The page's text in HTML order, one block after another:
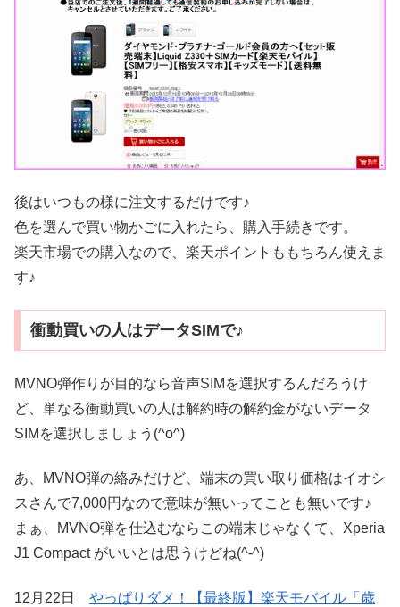
後はいつもの様に注文するだけです♪
色を選んで買い物かごに入れたら、購入手続きです。
楽天市場での購入なので、楽天ポイントももちろん使えま
す♪
衝動買いの人はデータSIMで♪
MVNO弾作りが目的なら音声SIMを選択するんだろうけ
ど、単なる衝動買いの人は解約時の解約金がないデータ
SIMを選択しましょう(^o^)
あ、MVNO弾の絡みだけど、端末の買い取り価格はイオシ
スさんで7,000円なので意味が無いってことも無いです♪
まぁ、MVNO弾を仕込むならこの端末じゃなくて、Xperia
J1 Compact がいいとは思うけどね(^-^)
12月22日 やっぱりダメ！【最終版】楽天モバイル「歳